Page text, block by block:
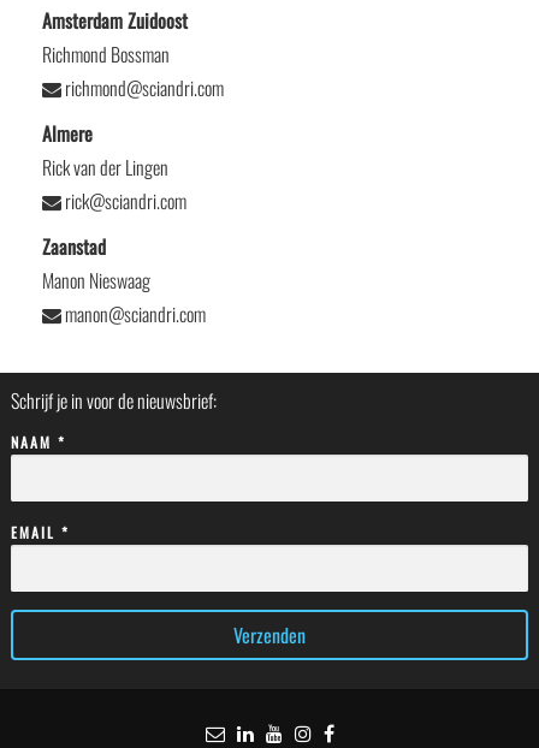
Amsterdam Zuidoost
Richmond Bossman
richmond@sciandri.com
Almere
Rick van der Lingen
rick@sciandri.com
Zaanstad
Manon Nieswaag
manon@sciandri.com
Schrijf je in voor de nieuwsbrief:
NAAM *
EMAIL *